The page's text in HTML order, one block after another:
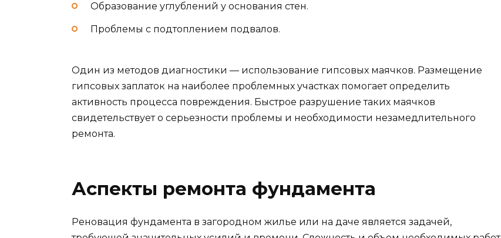
Образование углублений у основания стен.
Проблемы с подтоплением подвалов.
Один из методов диагностики — использование гипсовых маячков. Размещение
гипсовых заплаток на наиболее проблемных участках помогает определить
активность процесса повреждения. Быстрое разрушение таких маячков
свидетельствует о серьезности проблемы и необходимости незамедлительного
ремонта.
Аспекты ремонта фундамента
Реновация фундамента в загородном жилье или на даче является задачей,